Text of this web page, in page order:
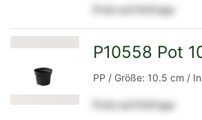
Preis auf Anfrage
P10558 Pot
PP / Größe: 10.5 cm /
Preis auf Anfrage